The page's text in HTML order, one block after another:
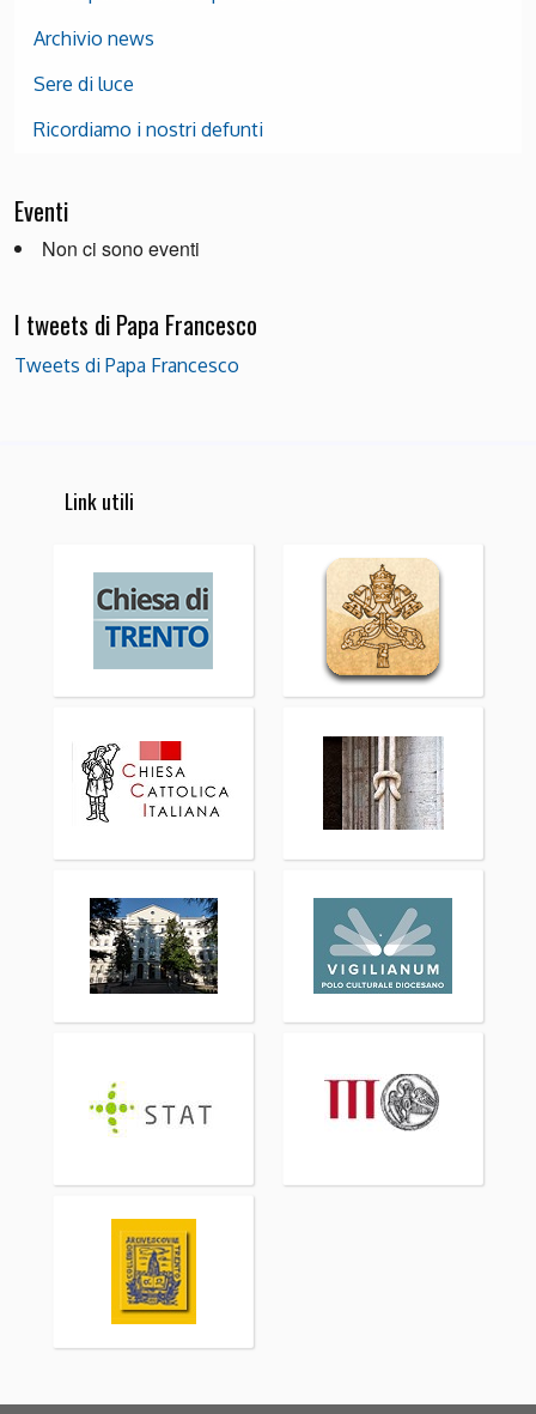
Archivio news
Sere di luce
Ricordiamo i nostri defunti
Eventi
Non ci sono eventi
I tweets di Papa Francesco
Tweets di Papa Francesco
Link utili